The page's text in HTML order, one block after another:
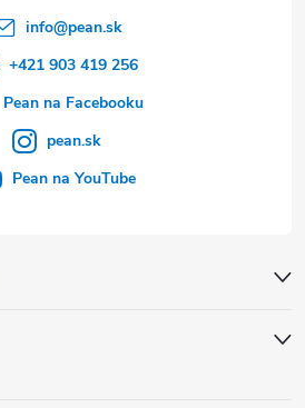
info@pean.sk
+421 903 419 256
Pean na Facebooku
pean.sk
Pean na YouTube